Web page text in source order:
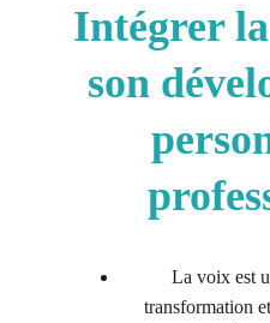
Intégrer
son
La voix est
transformation